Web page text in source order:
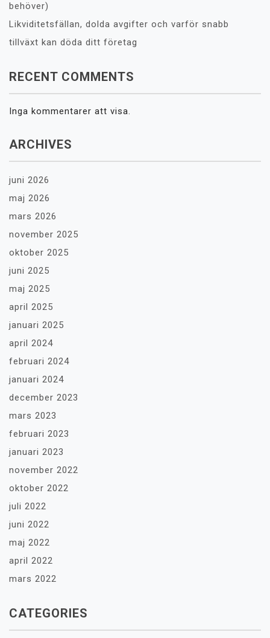
behöver)
Likviditetsfällan, dolda avgifter och varför snabb
tillväxt kan döda ditt företag
RECENT COMMENTS
Inga kommentarer att visa.
ARCHIVES
juni 2026
maj 2026
mars 2026
november 2025
oktober 2025
juni 2025
maj 2025
april 2025
januari 2025
april 2024
februari 2024
januari 2024
december 2023
mars 2023
februari 2023
januari 2023
november 2022
oktober 2022
juli 2022
juni 2022
maj 2022
april 2022
mars 2022
CATEGORIES